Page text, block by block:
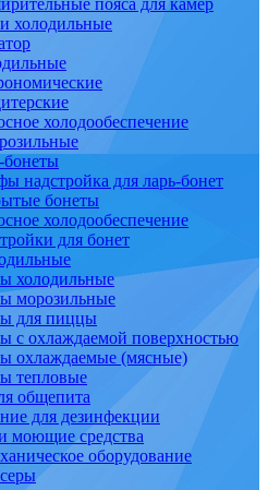
пояса для камер
холодильные
холодообеспечение
бонеты
надстройка для ларь-бонет
бонеты
холодообеспечение
для бонет
холодильные
морозильные
для пиццы
с охлаждаемой поверхностью
охлаждаемые (мясные)
тепловые
общепита
для дезинфекции
моющие средства
оборудование